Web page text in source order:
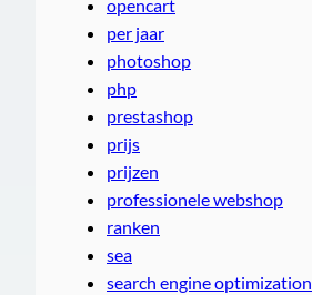
opencart
per jaar
photoshop
php
prestashop
prijs
prijzen
professionele webshop
ranken
sea
search engine optimization